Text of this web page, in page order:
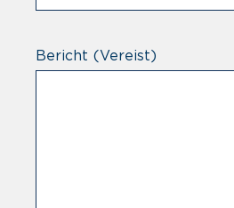
Bericht (Vereist)